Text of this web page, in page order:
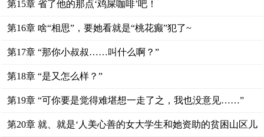
第15章 省了他的那点‘鸡屎咖啡’吧！
第16章 啥“相思”，要她看就是“桃花癫”犯了~
第17章 “那你小叔叔……叫什么啊？”
第18章 “是又怎么样？”
第19章 “可你要是觉得难堪想一走了之，我也没意见……”
第20章 就、就是‘人美心善的女大学生和她资助的贫困山区儿